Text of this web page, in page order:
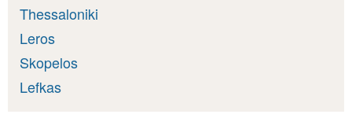
Thessaloniki
Leros
Skopelos
Lefkas